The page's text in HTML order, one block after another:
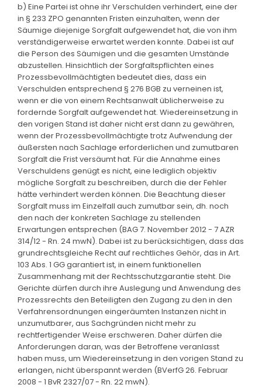
b) Eine Partei ist ohne ihr Verschulden verhindert, eine der
in § 233 ZPO genannten Fristen einzuhalten, wenn der
Säumige diejenige Sorgfalt aufgewendet hat, die von ihm
verständigerweise erwartet werden konnte. Dabei ist auf
die Person des Säumigen und die gesamten Umstände
abzustellen. Hinsichtlich der Sorgfaltspflichten eines
Prozessbevollmächtigten bedeutet dies, dass ein
Verschulden entsprechend § 276 BGB zu verneinen ist,
wenn er die von einem Rechtsanwalt üblicherweise zu
fordernde Sorgfalt aufgewendet hat. Wiedereinsetzung in
den vorigen Stand ist daher nicht erst dann zu gewähren,
wenn der Prozessbevollmächtigte trotz Aufwendung der
äußersten nach Sachlage erforderlichen und zumutbaren
Sorgfalt die Frist versäumt hat. Für die Annahme eines
Verschuldens genügt es nicht, eine lediglich objektiv
mögliche Sorgfalt zu beschreiben, durch die der Fehler
hätte verhindert werden können. Die Beachtung dieser
Sorgfalt muss im Einzelfall auch zumutbar sein, dh. noch
den nach der konkreten Sachlage zu stellenden
Erwartungen entsprechen (BAG 7. November 2012 - 7 AZR
314/12 - Rn. 24 mwN). Dabei ist zu berücksichtigen, dass das
grundrechtsgleiche Recht auf rechtliches Gehör, das in Art.
103 Abs. 1 GG garantiert ist, in einem funktionellen
Zusammenhang mit der Rechtsschutzgarantie steht. Die
Gerichte dürfen durch ihre Auslegung und Anwendung des
Prozessrechts den Beteiligten den Zugang zu den in den
Verfahrensordnungen eingeräumten Instanzen nicht in
unzumutbarer, aus Sachgründen nicht mehr zu
rechtfertigender Weise erschweren. Daher dürfen die
Anforderungen daran, was der Betroffene veranlasst
haben muss, um Wiedereinsetzung in den vorigen Stand zu
erlangen, nicht überspannt werden (BVerfG 26. Februar
2008 - 1 BvR 2327/07 - Rn. 22 mwN).